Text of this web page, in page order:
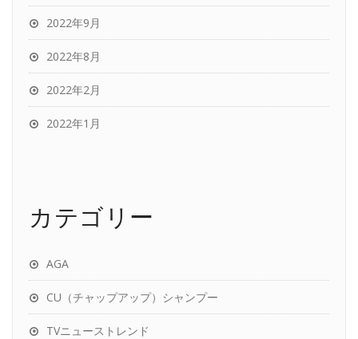
2022年9月
2022年8月
2022年2月
2022年1月
カテゴリー
AGA
CU（チャップアップ）シャンプー
TVニューストレンド